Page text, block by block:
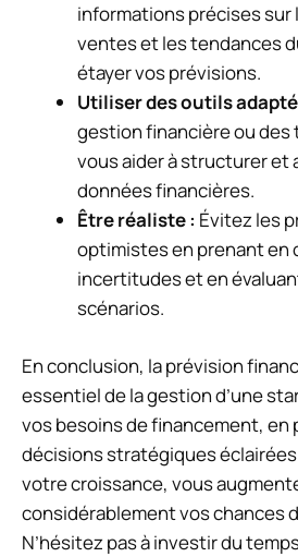
informations précises sur
ventes et les tendances
étayer vos prévisions.
Utiliser des outils
gestion financière ou
vous aider à structurer et
données financières.
Être réaliste : Évitez les
optimistes en prenant en
incertitudes et en
scénarios.
En conclusion, la prévision
essentiel de la gestion d’une
vos besoins de financement, en
décisions stratégiques
votre croissance, vous
considérablement vos chances
N’hésitez pas à investir du